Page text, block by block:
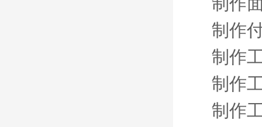
制作
制作
制作
制作